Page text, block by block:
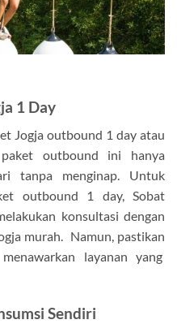
1 Day
Jogja outbound 1 day atau
outbound ini hanya
tanpa menginap. Untuk
outbound 1 day, Sobat
konsultasi dengan
murah. Namun, pastikan
layanan yang
Sendiri